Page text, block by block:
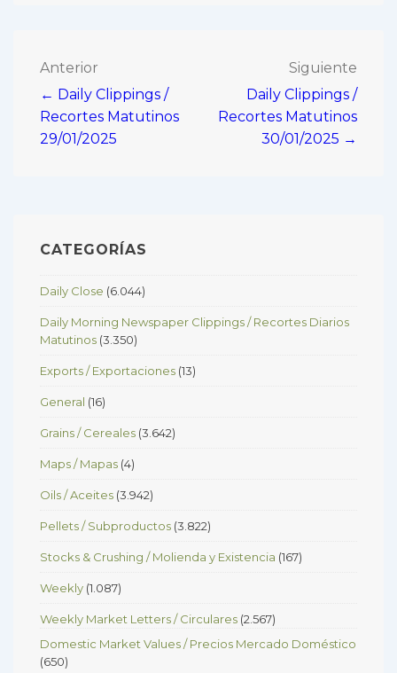
Navegación
de
entradas
Anterior
← Daily Clippings /
Recortes Matutinos
29/01/2025
Siguiente
Daily Clippings /
Recortes Matutinos
30/01/2025 →
CATEGORÍAS
Daily Close (6.044)
Daily Morning Newspaper Clippings / Recortes Diarios
Matutinos (3.350)
Exports / Exportaciones (13)
General (16)
Grains / Cereales (3.642)
Maps / Mapas (4)
Oils / Aceites (3.942)
Pellets / Subproductos (3.822)
Stocks & Crushing / Molienda y Existencia (167)
Weekly (1.087)
Weekly Market Letters / Circulares (2.567)
Domestic Market Values / Precios Mercado Doméstico
(650)